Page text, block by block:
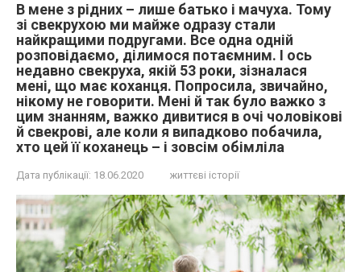
В мене з рідних – лише батько і мачуха. Тому
зі свекрухою ми майже одразу стали
найкращими подругами. Все одна одній
розповідаємо, ділимося потаємним. І ось
недавно свекруха, якій 53 роки, зізналася
мені, що має коханця. Попросила, звичайно,
нікому не говорити. Мені й так було важко з
цим знанням, важко дивитися в очі чоловікові
й свекрові, але коли я випадково побачила,
хто цей її коханець – і зовсім обімліла
Дата публікації: 18.06.2020 життєві історії